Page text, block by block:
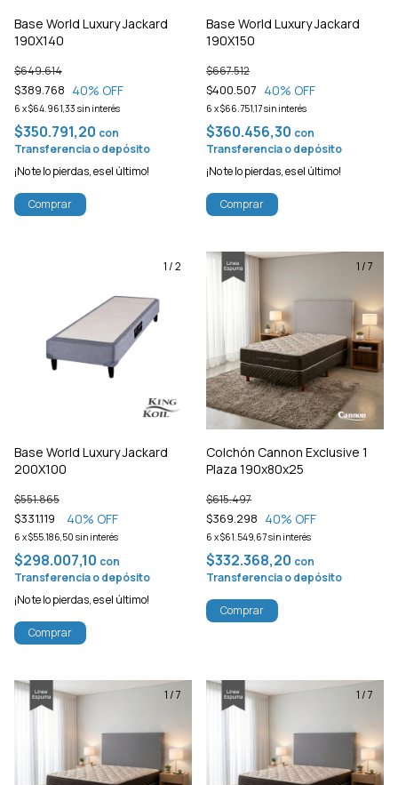
Base World Luxury Jackard
190X140
$389.768
$649.614
40% OFF
6 x$64.961,33 sin interés
$350.791,20 con
Transferencia o depósito
¡No te lo pierdas, es el último!
Comprar
Base World Luxury Jackard
190X150
$400.507
$667.512
40% OFF
6 x$66.751,17sin interés
$360.456,30 con
Transferencia o depósito
¡No te lo pierdas, es el último!
Comprar
1/2
Base World Luxury Jackard
200X100
$331.119
$551.865
40% OFF
6 x$55.186,50 sin interés
$298.007,10 con
Transferencia o depósito
¡No te lo pierdas, es el último!
Comprar
1/7
Colchón Cannon Exclusive 1
Plaza 190x80x25
$369.298
$615.497
40% OFF
6 x$61.549,67sin interés
$332.368,20 con
Transferencia o depósito
Comprar
1/7 1/7